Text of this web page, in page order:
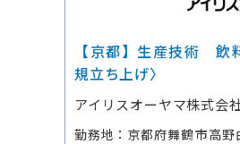
【京都】生産技術 飲
規立ち上げ〉
アイリスオーヤマ株式会
勤務地
京都府舞鶴市高